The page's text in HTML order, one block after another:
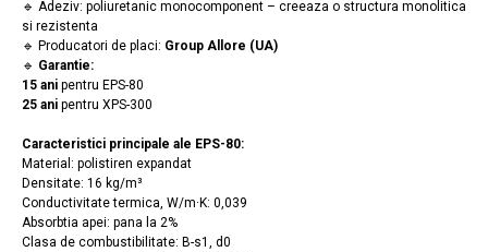
🔹 Adeziv: poliuretanic monocomponent – creeaza o structura monolitica
si rezistenta
🔹 Producatori de placi: Group Allore (UA)
🔹 Garantie:
15 ani pentru EPS-80
25 ani pentru XPS-300
Caracteristici principale ale EPS-80:
Material: polistiren expandat
Densitate: 16 kg/m³
Conductivitate termica, W/m·K: 0,039
Absorbtia apei: pana la 2%
Clasa de combustibilitate: B-s1, d0